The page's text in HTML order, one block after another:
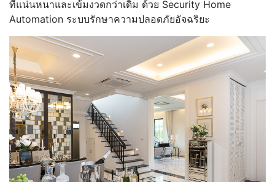
ที่แน่นหนาและเข้มงวดกว่าเดิม ด้วย Security Home
Automation ระบบรักษาความปลอดภัยอัจฉริยะ